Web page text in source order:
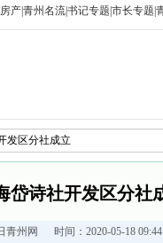
产青州名流书记专题 市长专题
发区分社成立
岱诗社开发区分社
青州网 时间：2020-05-18